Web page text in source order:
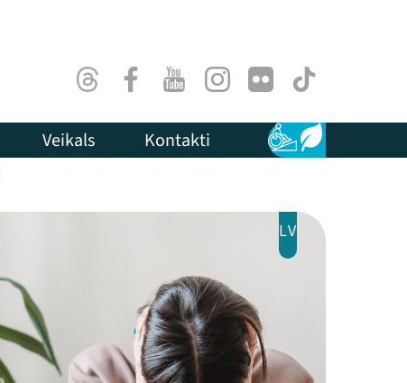
ThreadsFacebookYoutubeInstagram
Flick TikTok
Veikals Kontakti Pieejamība
Ilgtspēja
LV